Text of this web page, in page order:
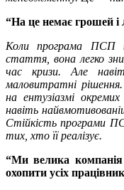
“На це немає грошей і
Коли програма ПСП
стаття, вона легко
час кризи. Але
маловитратні
на ентузіазмі
навіть
Стійкість програми
тих, хто її реалізує.
“Ми велика компанія
охопити усіх